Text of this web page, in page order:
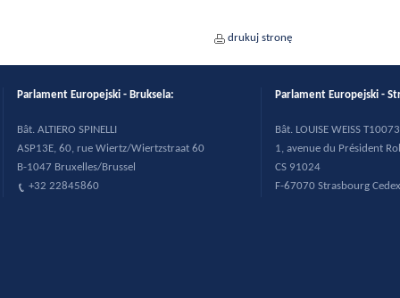
drukuj stronę
Parlament Europejski - Bruksela:
Bât. ALTIERO SPINELLI
ASP13E, 60, rue Wiertz/Wiertzstraat 60
B-1047 Bruxelles/Brussel
+32 22845860
Parlament Europejski -
Bât. LOUISE WEISS T10073
1, avenue du Président
CS 91024
F-67070 Strasbourg Cedex